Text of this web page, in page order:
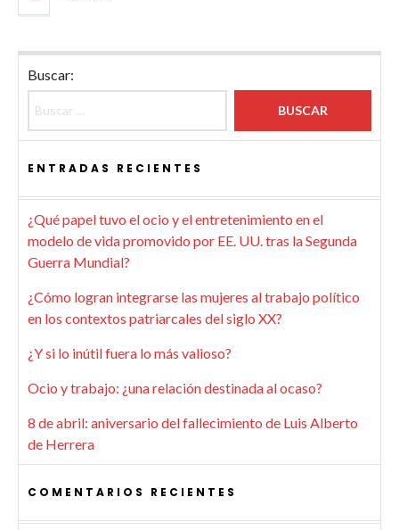
Buscar:
ENTRADAS RECIENTES
¿Qué papel tuvo el ocio y el entretenimiento en el
modelo de vida promovido por EE. UU. tras la Segunda
Guerra Mundial?
¿Cómo logran integrarse las mujeres al trabajo político
en los contextos patriarcales del siglo XX?
¿Y si lo inútil fuera lo más valioso?
Ocio y trabajo: ¿una relación destinada al ocaso?
8 de abril: aniversario del fallecimiento de Luis Alberto
de Herrera
COMENTARIOS RECIENTES